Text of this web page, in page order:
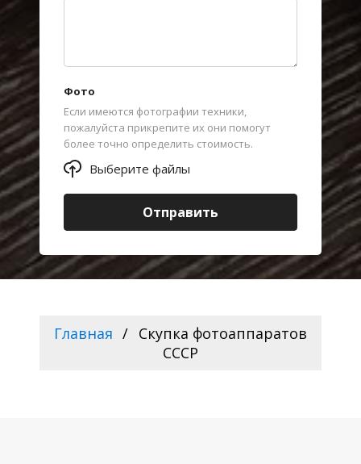
Фото
Если имеются фотографии техники,
пожалуйста прикрепите их они помогут
более точно определить стоимость.
Выберите файлы
Отправить
Главная
Скупка фотоаппаратов
СССР